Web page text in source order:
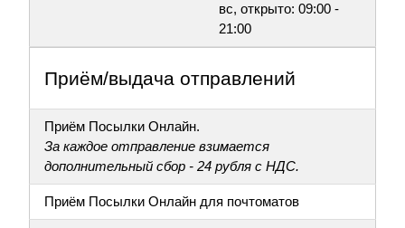
вс, открыто: 09:00 -
21:00
Приём/выдача отправлений
Приём Посылки Онлайн.
За каждое отправление взимается
дополнительный сбор - 24 рубля с НДС.
Приём Посылки Онлайн для почтоматов